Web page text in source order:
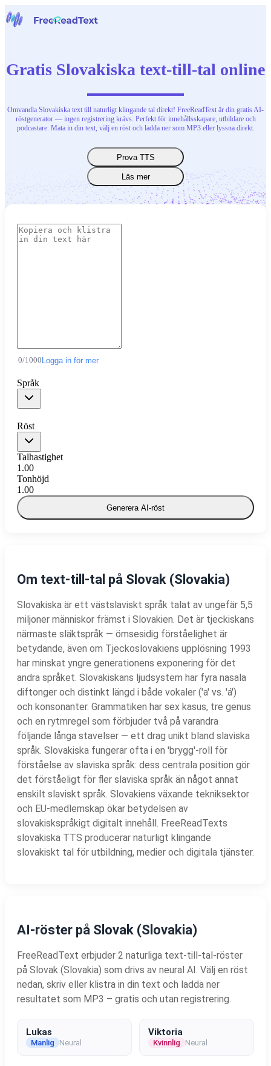
Verktyg
Kontakta oss
Gratis Slovakiska text-till-tal online
Omvandla Slovakiska text till naturligt klingande tal direkt! FreeReadText är din gratis AI-
röstgenerator — ingen registrering krävs. Perfekt för innehållsskapare, utbildare och
podcastare. Mata in din text, välj en röst och ladda ner som MP3 eller lyssna direkt.
Prova TTS
Läs mer
0/1000 Logga in för mer
Språk
Röst
Talhastighet
1.00
Tonhöjd
1.00
Generera AI-röst
Om text-till-tal på Slovak (Slovakia)
Slovakiska är ett västslaviskt språk talat av ungefär 5,5
miljoner människor främst i Slovakien. Det är tjeckiskans
närmaste släktspråk — ömsesidig förståelighet är
betydande, även om Tjeckoslovakiens upplösning 1993
har minskat yngre generationens exponering för det
andra språket. Slovakiskans ljudsystem har fyra nasala
diftonger och distinkt längd i både vokaler ('a' vs. 'á')
och konsonanter. Grammatiken har sex kasus, tre genus
och en rytmregel som förbjuder två på varandra
följande långa stavelser — ett drag unikt bland slaviska
språk. Slovakiska fungerar ofta i en 'brygg'-roll för
förståelse av slaviska språk: dess centrala position gör
det förståeligt för fler slaviska språk än något annat
enskilt slaviskt språk. Slovakiens växande tekniksektor
och EU-medlemskap ökar betydelsen av
slovakiskspråkigt digitalt innehåll. FreeReadTexts
slovakiska TTS producerar naturligt klingande
slovakiskt tal för utbildning, medier och digitala tjänster.
AI-röster på Slovak (Slovakia)
FreeReadText erbjuder 2 naturliga text-till-tal-röster
på Slovak (Slovakia) som drivs av neural AI. Välj en röst
nedan, skriv eller klistra in din text och ladda ner
resultatet som MP3 – gratis och utan registrering.
Lukas
Manlig Neural
Viktoria
Kvinnlig Neural